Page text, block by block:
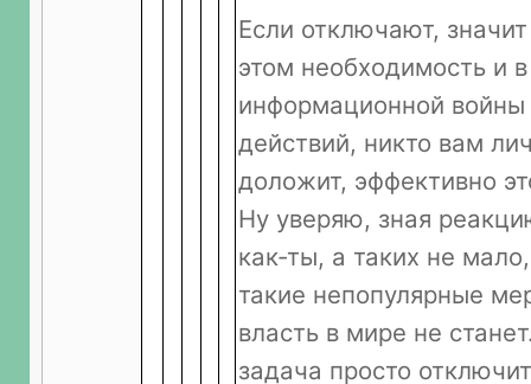
Если отключают,
этом необходимость и
информационной войны
действий, никто вам
доложит, эффективно
Ну уверяю, зная
как-ты, а таких не
такие непопулярные
власть в мире не
задача просто